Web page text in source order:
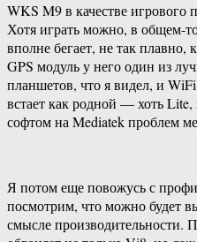
WKS M9 в качестве игрового
Хотя играть можно, в общем-
вполне бегает, не так плавно,
GPS модуль у него один из
планшетов, что я видел, и
встает как родной — хоть
софтом на Mediatek проблем
Я потом еще повожусь с
посмотрим, что можно будет
смысле производительности.